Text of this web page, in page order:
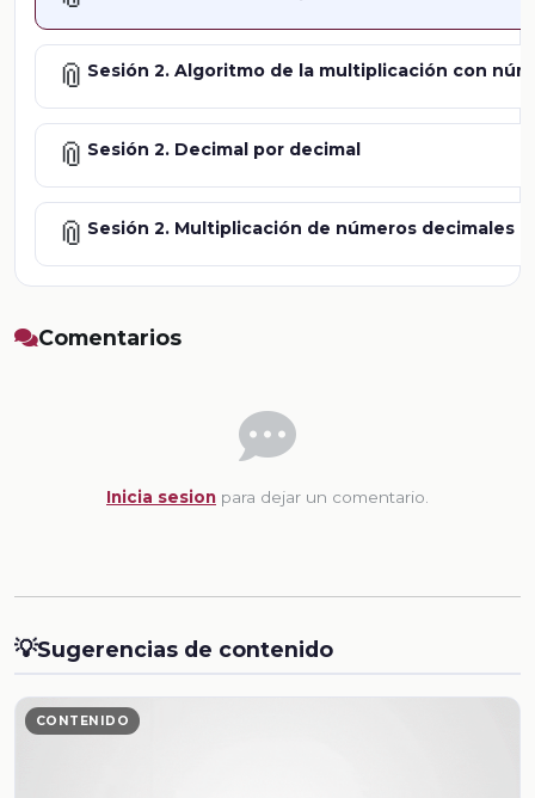
📎 Sesión 2. Algoritmo de la multiplicación con
📎 Sesión 2. Decimal por decimal
📎 Sesión 2. Multiplicación de números decimales
Comentarios
Inicia sesion para dejar un comentario.
💡Sugerencias de contenido
CONTENIDO